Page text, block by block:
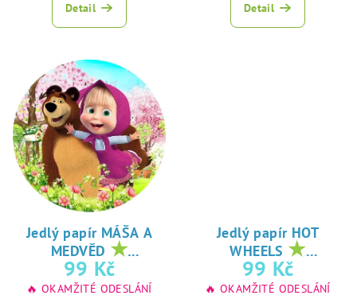
Detail Detail
Jedlý papír MÁŠA A
MEDVĚD ★
oblíbený tisk na
jedlý papír
99 Kč
🔥 OKAMŽITÉ ODESLÁNÍ
Jedlý papír HOT
WHEELS ★
oblíbený tisk na
jedlý papír
99 Kč
🔥 OKAMŽITÉ ODESLÁNÍ